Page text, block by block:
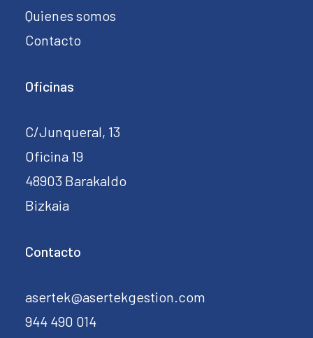
Quienes somos
Contacto
Oficinas
C/Junqueral, 13
Oficina 19
48903 Barakaldo
Bizkaia
Contacto
asertek@asertekgestion.com
944 490 014